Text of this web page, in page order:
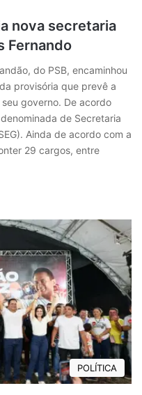
nova secretaria
Fernando
do PSB, encaminhou
provisória que prevê a
governo. De acordo
de Secretaria
Ainda de acordo com a
29 cargos, entre
POLÍTICA